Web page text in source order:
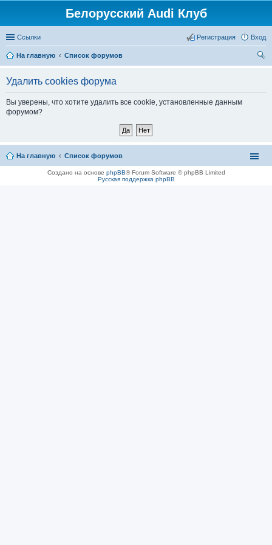
Белорусский Audi Клуб
Ссылки Вход
Регистрация
На главную
Список форумов
Удалить cookies форума
Вы уверены, что хотите удалить все cookie, установленные данным
форумом?
На главную Список форумов
Создано на основе phpBB® Forum Software © phpBB Limited
Русская поддержка phpBB